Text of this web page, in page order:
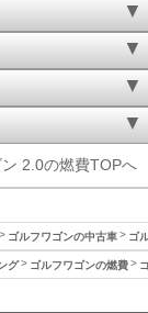
2.0の燃費TOPへ
ゴルフワゴンの中古車 ゴ
グ ゴルフワゴンの燃費